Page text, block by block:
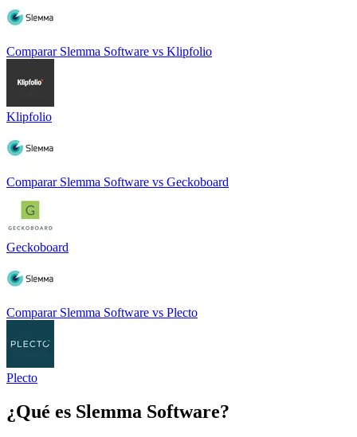
Comparar Slemma Software vs Klipfolio
Klipfolio
Comparar Slemma Software vs Geckoboard
Geckoboard
Comparar Slemma Software vs Plecto
Plecto
¿Qué es Slemma Software?